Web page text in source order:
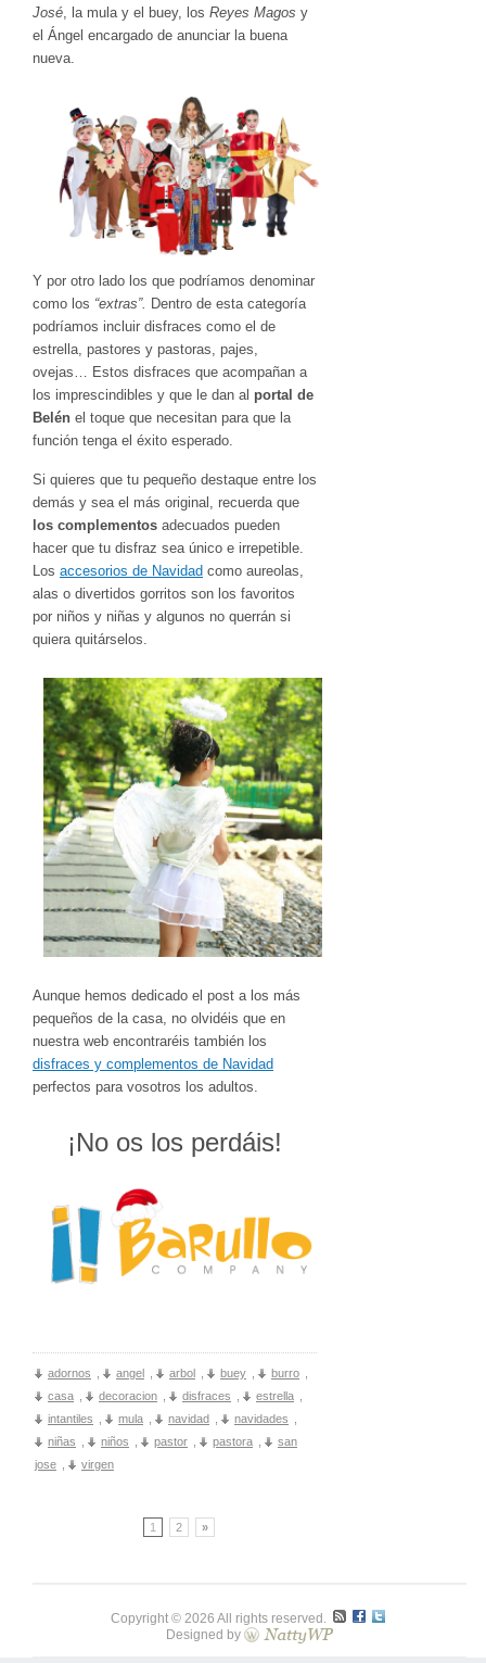
José, la mula y el buey, los Reyes Magos y
el Ángel encargado de anunciar la buena
nueva.
Y por otro lado los que podríamos denominar
como los “extras”. Dentro de esta categoría
podríamos incluir disfraces como el de
estrella, pastores y pastoras, pajes,
ovejas… Estos disfraces que acompañan a
los imprescindibles y que le dan al portal de
Belén el toque que necesitan para que la
función tenga el éxito esperado.
Si quieres que tu pequeño destaque entre los
demás y sea el más original, recuerda que
los complementos adecuados pueden
hacer que tu disfraz sea único e irrepetible.
Los accesorios de Navidad como aureolas,
alas o divertidos gorritos son los favoritos
por niños y niñas y algunos no querrán si
quiera quitárselos.
Aunque hemos dedicado el post a los más
pequeños de la casa, no olvidéis que en
nuestra web encontraréis también los
disfraces y complementos de Navidad
perfectos para vosotros los adultos.
¡No os los perdáis!
adornos angel arbol buey burro
casa
decoracion disfraces estrella
intantiles
mula navidad navidades
niñas
niños pastor pastora
san
jose
virgen
1 2 »
Copyright © 2026 All rights reserved.
Designed by